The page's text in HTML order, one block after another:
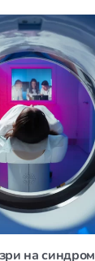
на синдром